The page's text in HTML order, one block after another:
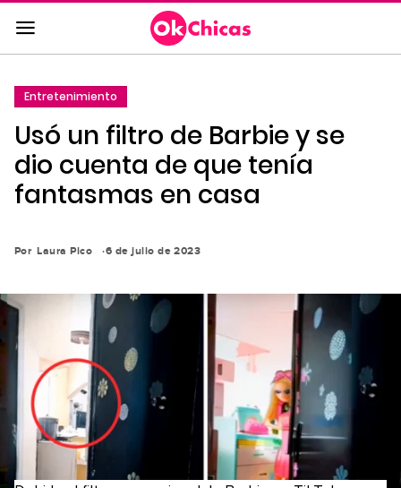
Saltar
al
contenido
a
la
navegación
principal
Entretenimiento
Usó un filtro de Barbie y se
dio cuenta de que tenía
fantasmas en casa
Por Laura Pico 6 de julio de 2023